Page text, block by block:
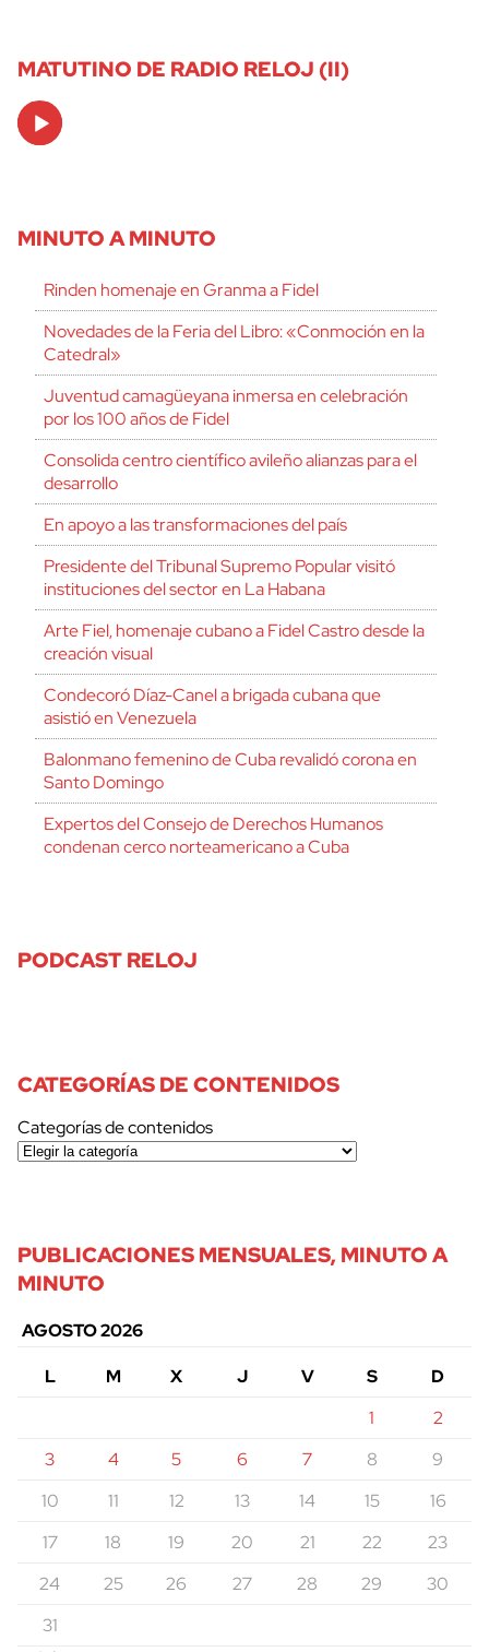
MATUTINO DE RADIO RELOJ (II)
Audio
Player
MINUTO A MINUTO
Rinden homenaje en Granma a Fidel
Novedades de la Feria del Libro: «Conmoción en la
Catedral»
Juventud camagüeyana inmersa en celebración
por los 100 años de Fidel
Consolida centro científico avileño alianzas para el
desarrollo
En apoyo a las transformaciones del país
Presidente del Tribunal Supremo Popular visitó
instituciones del sector en La Habana
Arte Fiel, homenaje cubano a Fidel Castro desde la
creación visual
Condecoró Díaz-Canel a brigada cubana que
asistió en Venezuela
Balonmano femenino de Cuba revalidó corona en
Santo Domingo
Expertos del Consejo de Derechos Humanos
condenan cerco norteamericano a Cuba
PODCAST RELOJ
CATEGORÍAS DE CONTENIDOS
Categorías de contenidos
PUBLICACIONES MENSUALES, MINUTO A
MINUTO
AGOSTO 2026
L
M X J V S
D
1
2
3
4 5 6 7 8
9
10
11 12 13 14 15
16
17
18 19 20 21 22
23
24
25 26 27 28 29
30
31